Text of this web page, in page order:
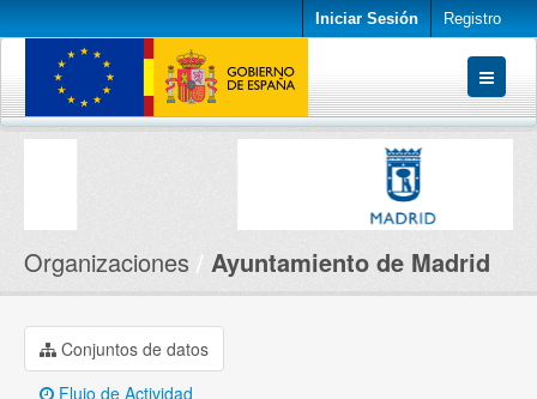
Iniciar Sesión Registro
Conjuntos de datos
Organizaciones Ayuntamiento de Madrid
Conjuntos de datos
Flujo de Actividad